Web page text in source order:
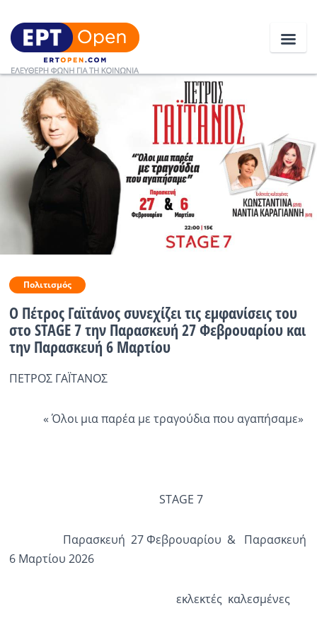
Ειδήσεις
Ελλάδα
Οικονομία
Ραδιόφωνο LIVE
Πολιτισμός
Ο Πέτρος Γαϊτάνος συνεχίζει τις εμφανίσεις του
στο STAGE 7 την Παρασκευή 27 Φεβρουαρίου και
την Παρασκευή 6 Μαρτίου
ΠΕΤΡΟΣ ΓΑΪΤΑΝΟΣ
« Όλοι μια παρέα με τραγούδια που αγαπήσαμε»
STAGE 7
Παρασκευή 27 Φεβρουαρίου & Παρασκευή
6 Μαρτίου 2026
εκλεκτές καλεσμένες